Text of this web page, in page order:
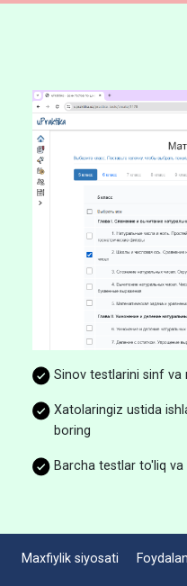
Sinov testlarini sinf va
Xatolaringiz ustida
boring
Barcha testlar to'liq
Maxfiylik siyosati